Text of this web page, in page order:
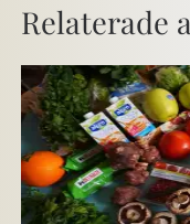
Relaterade